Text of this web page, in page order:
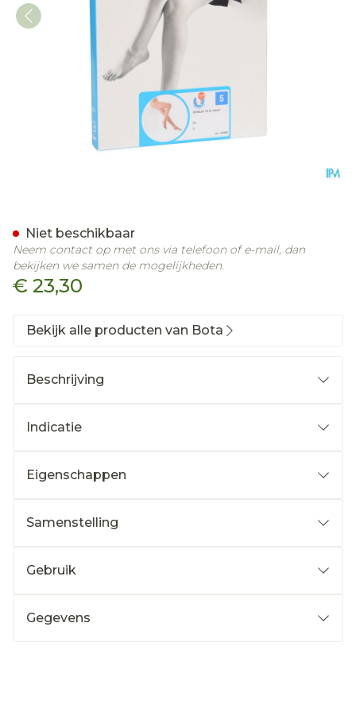
€ 23,30
Niet beschikbaar
Neem contact op met ons via telefoon of e-mail, dan
bekijken we samen de mogelijkheden.
Bekijk alle producten van Bota
Beschrijving
Indicatie
Eigenschappen
Samenstelling
Gebruik
Gegevens